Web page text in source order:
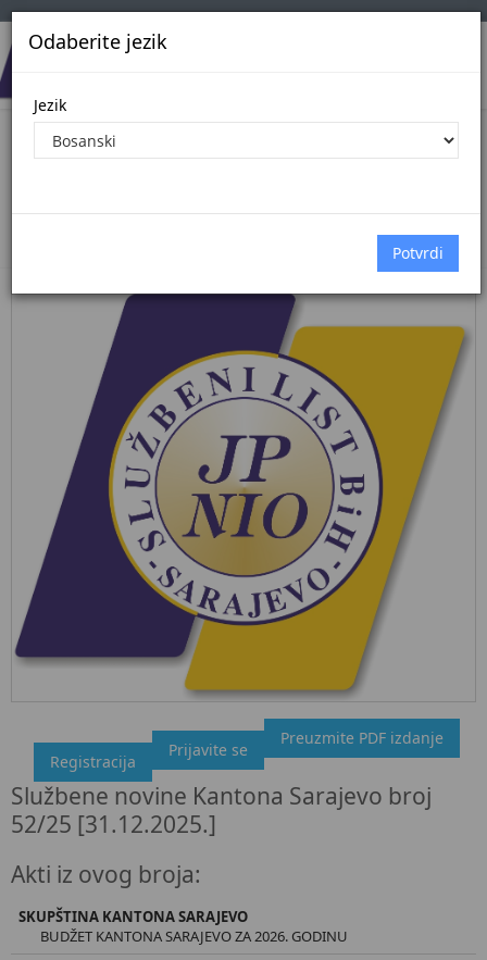
Odaberite jezik
Jezik
Pregled Dokumenata| Broj 52/25
"Službeni glasnik BiH", broj 52/25 31.12.2025.
Ovdje možete preuzeti dokument, kao i obaviti kratki uvid u
sadržaj dokumenta.
Preuzmite PDF izdanje
Prijavite se
Registracija
Službene novine Kantona Sarajevo broj
52/25 [31.12.2025.]
Akti iz ovog broja:
SKUPŠTINA KANTONA SARAJEVO
BUDŽET KANTONA SARAJEVO ZA 2026. GODINU